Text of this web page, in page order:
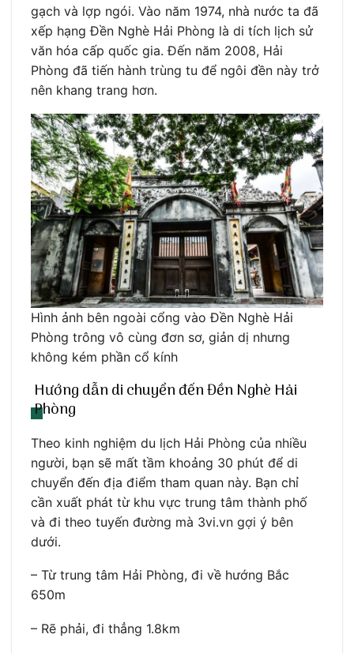
gạch và lợp ngói. Vào năm 1974, nhà nước ta đã
xếp hạng Đền Nghè Hải Phòng là di tích lịch sử
văn hóa cấp quốc gia. Đến năm 2008, Hải
Phòng đã tiến hành trùng tu để ngôi đền này trở
nên khang trang hơn.
Hình ảnh bên ngoài cổng vào Đền Nghè Hải
Phòng trông vô cùng đơn sơ, giản dị nhưng
không kém phần cổ kính
Hướng dẫn di chuyển đến Đền Nghè Hải
Phòng
Theo kinh nghiệm du lịch Hải Phòng của nhiều
người, bạn sẽ mất tầm khoảng 30 phút để di
chuyển đến địa điểm tham quan này. Bạn chỉ
cần xuất phát từ khu vực trung tâm thành phố
và đi theo tuyến đường mà 3vi.vn gợi ý bên
dưới.
– Từ trung tâm Hải Phòng, đi về hướng Bắc
650m
– Rẽ phải, đi thẳng 1.8km